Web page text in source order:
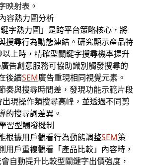
映射表。
容熱力圖分析
字熱力圖」是跨平台策略核心，將
搜尋行為動態連結。研究顯示產品特
上時，精確型關鍵字搜尋機率提升
告創意服務可協助識別觸發搜尋的
後續SEM廣告重現相同視覺元素。
奏與搜尋時間差，發現功能示範片段
現操作類搜尋高峰，並透過不同剪
的搜尋詞差異。
習型觸發機制
根據用戶觀看行為動態調整SEM策
用戶重複觀看「產品比較」內容時，
自動提升比較型關鍵字出價強度，